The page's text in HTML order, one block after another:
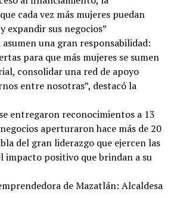
cada vez más mujeres puedan
expandir sus negocios”
una gran responsabilidad:
para que más mujeres se sumen
consolidar una red de apoyo
entre nosotras”, destacó la
entregaron reconocimientos a 13
aperturaron hace más de 20
del gran liderazgo que ejercen las
impacto positivo que brindan a su
de Mazatlán: Alcaldesa